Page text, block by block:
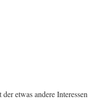
etwas andere